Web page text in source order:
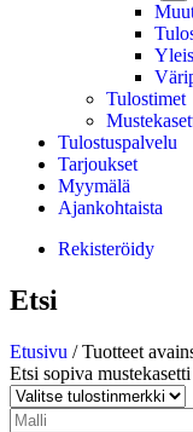
Tulostimet
Tulostuspalvelu
Tarjoukset
Myymälä
Ajankohtaista
Rekisteröidy
Etsi
Etusivu / Tuotteet
Etsi sopiva